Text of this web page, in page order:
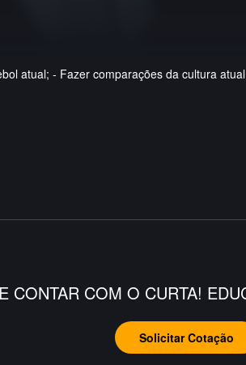
atual; - Fazer comparações da cultura
CONTAR COM O CURTA!
Solicitar Cotação